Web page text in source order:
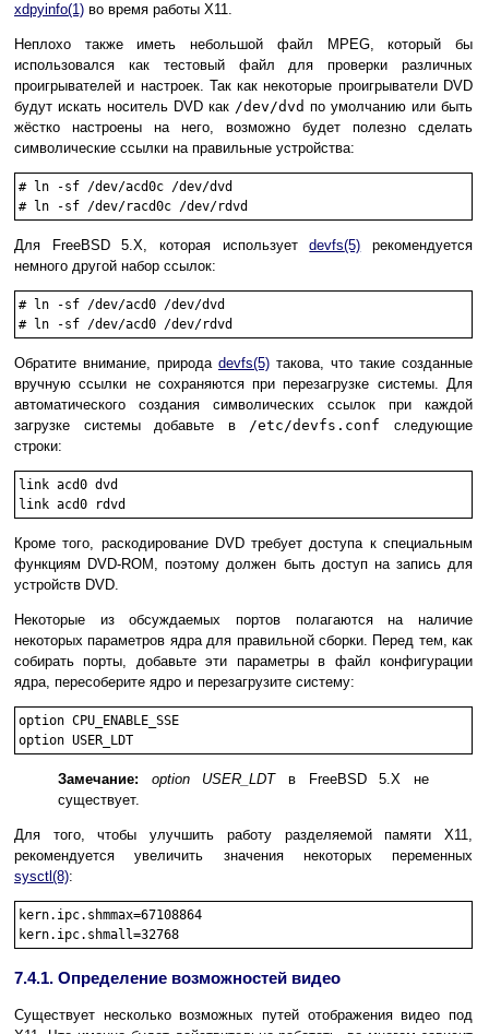
xdpyinfo(1) во время работы X11.
Неплохо также иметь небольшой файл MPEG, который бы
использовался как тестовый файл для проверки различных
проигрывателей и настроек. Так как некоторые проигрыватели DVD
будут искать носитель DVD как /dev/dvd по умолчанию или быть
жёстко настроены на него, возможно будет полезно сделать
символические ссылки на правильные устройства:
#
ln -sf /dev/acd0c /dev/dvd
#
ln -sf /dev/racd0c /dev/rdvd
Для FreeBSD 5.X, которая используетdevfs(5) рекомендуется
немного другой набор ссылок:
#
ln -sf /dev/acd0 /dev/dvd
#
ln -sf /dev/acd0 /dev/rdvd
Обратите внимание, природа devfs(5) такова, что такие созданные
вручную ссылки не сохраняются при перезагрузке системы. Для
автоматического создания символических ссылок при каждой
загрузке системы добавьте в /etc/devfs.conf следующие
строки:
link acd0 dvd
Кроме того, раскодирование DVD требует доступа к специальным
функциям DVD-ROM, поэтому должен быть доступ на запись для
устройств DVD.
Некоторые из обсуждаемых портов полагаются на наличие
некоторых параметров ядра для правильной сборки. Перед тем, как
собирать порты, добавьте эти параметры в файл конфигурации
ядра, пересоберите ядро и перезагрузите систему:
option CPU_ENABLE_SSE
Замечание: option USER_LDTв FreeBSD 5.X не
существует.
Для того, чтобы улучшить работу разделяемой памяти X11,
рекомендуется увеличить значения некоторых переменных
sysctl (8):
kern.ipc.shmmax=67108864
7.4.1. Определение возможностей видео
Существует несколько возможных путей отображения видео под